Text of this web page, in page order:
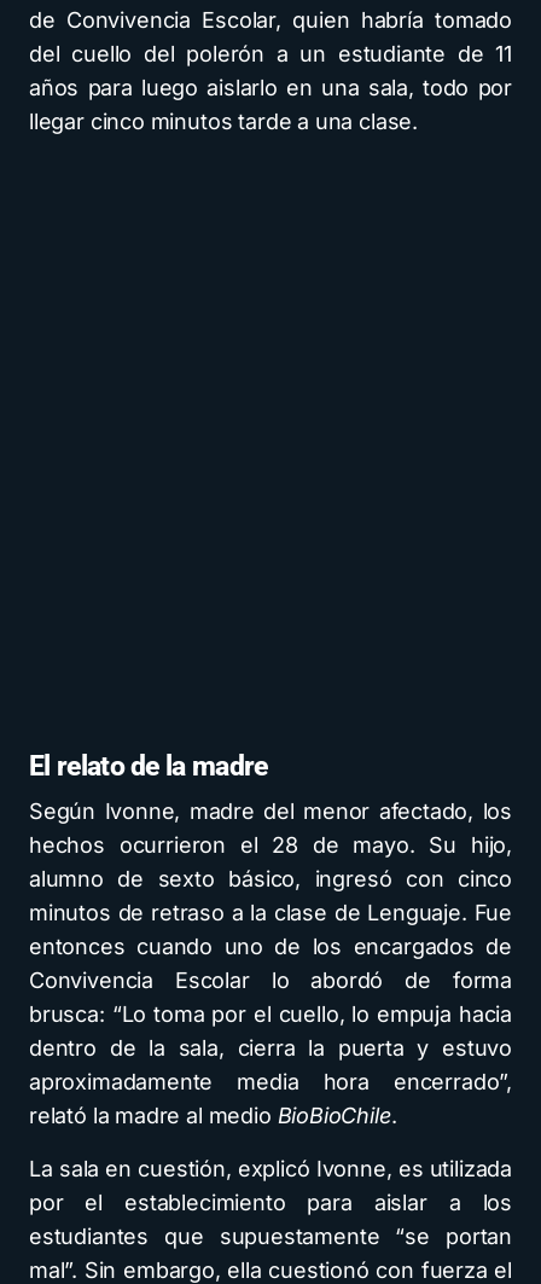
de Convivencia Escolar, quien habría tomado
del cuello del polerón a un estudiante de 11
años para luego aislarlo en una sala, todo por
llegar cinco minutos tarde a una clase.
El relato de la madre
Según Ivonne, madre del menor afectado, los
hechos ocurrieron el 28 de mayo. Su hijo,
alumno de sexto básico, ingresó con cinco
minutos de retraso a la clase de Lenguaje. Fue
entonces cuando uno de los encargados de
Convivencia Escolar lo abordó de forma
brusca: “Lo toma por el cuello, lo empuja hacia
dentro de la sala, cierra la puerta y estuvo
aproximadamente media hora encerrado”,
relató la madre al medio BioBioChile.
La sala en cuestión, explicó Ivonne, es utilizada
por el establecimiento para aislar a los
estudiantes que supuestamente “se portan
mal”. Sin embargo, ella cuestionó con fuerza el